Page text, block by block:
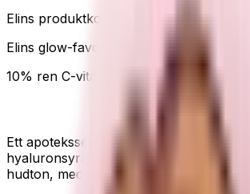
Elins produktkoll
Elins glow-favorit
10% ren C-vitamin
La Roche-Posay Vitamin C10 –
Ett apoteksserum med 10% ren C-
hyaluronsyra. Gjort för lyster, glow och
hudton, med en lätt textur som passar